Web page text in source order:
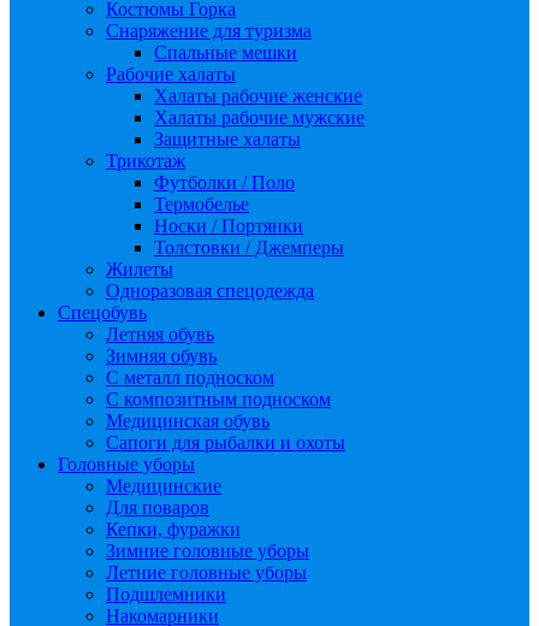
Костюмы Горка
Снаряжение для туризма
Спальные мешки
Рабочие халаты
Халаты рабочие женские
Халаты рабочие мужские
Защитные халаты
Трикотаж
Футболки / Поло
Термобелье
Носки / Портянки
Толстовки / Джемперы
Жилеты
Одноразовая спецодежда
Спецобувь
Летняя обувь
Зимняя обувь
С металл подноском
С композитным подноском
Медицинская обувь
Сапоги для рыбалки и охоты
Головные уборы
Медицинские
Для поваров
Кепки, фуражки
Зимние головные уборы
Летние головные уборы
Подшлемники
Накомарники